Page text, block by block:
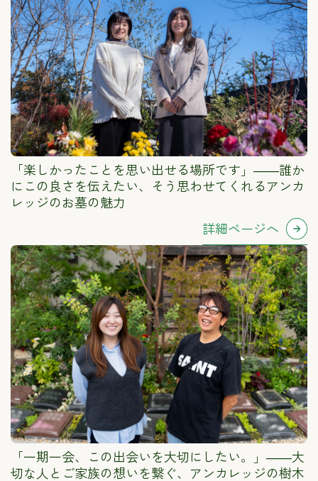
「楽しかったことを思い出せる場所です」――誰か
にこの良さを伝えたい、そう思わせてくれるアンカ
レッジのお墓の魅力
詳細ページへ
「一期一会、この出会いを大切にしたい。」――大
切な人とご家族の想いを繋ぐ、アンカレッジの樹木